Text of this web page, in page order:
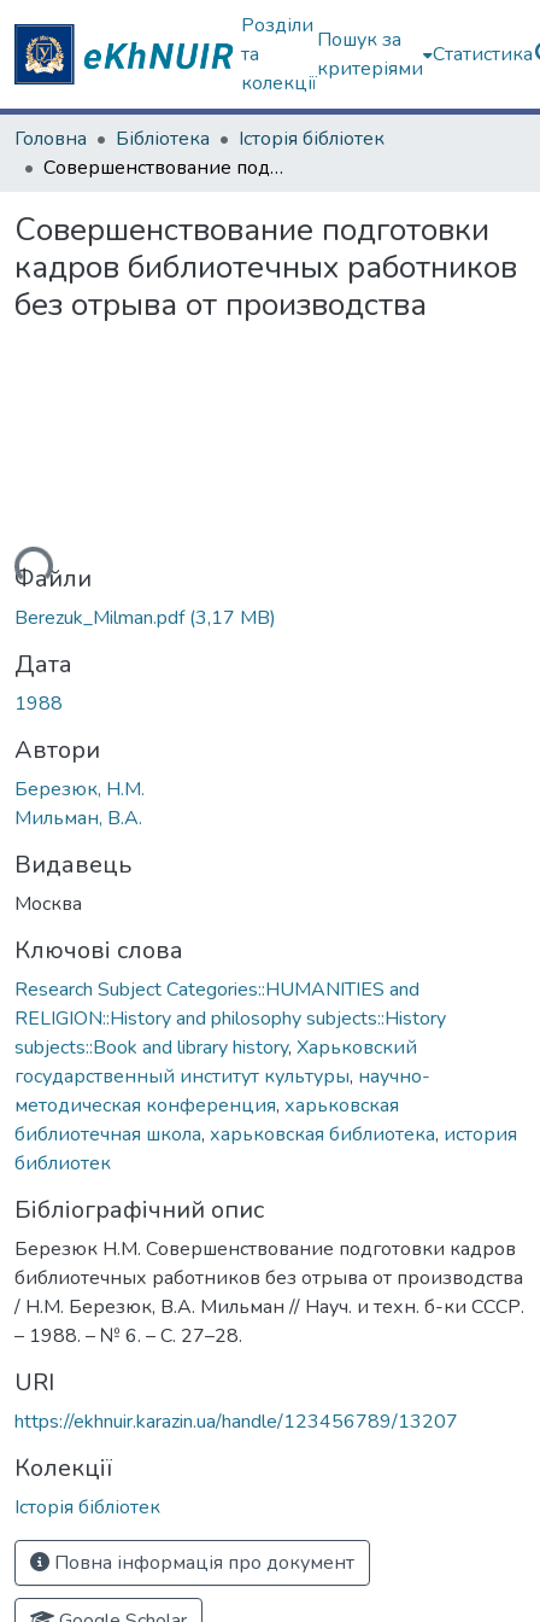
Розділи
та
колекції
Пошук за
критеріями
Статистика
Головна Бібліотека
Історія бібліотек
Совершенствование подготовки кадров библиотечных работников без отрыва от производства
Совершенствование подготовки
кадров библиотечных работников
без отрыва от производства
Файли
Berezuk_Milman.pdf(3,17 MB)
Дата
1988
Автори
Березюк, Н.М.
Мильман, В.А.
Видавець
Москва
Ключові слова
Research Subject Categories::HUMANITIES and
RELIGION::History and philosophy subjects::History
subjects::Book and library history, Харьковский
государственный институт культуры, научно-
методическая конференция, харьковская
библиотечная школа, харьковская библиотека, история
библиотек
Бібліографічний опис
Березюк Н.М. Совершенствование подготовки кадров
библиотечных работников без отрыва от производства
/ Н.М. Березюк, В.А. Мильман // Науч. и техн. б-ки СССР.
– 1988. – № 6. – С. 27–28.
URI
https://ekhnuir.karazin.ua/handle/123456789/13207
Колекції
Історія бібліотек
Повна інформація про документ